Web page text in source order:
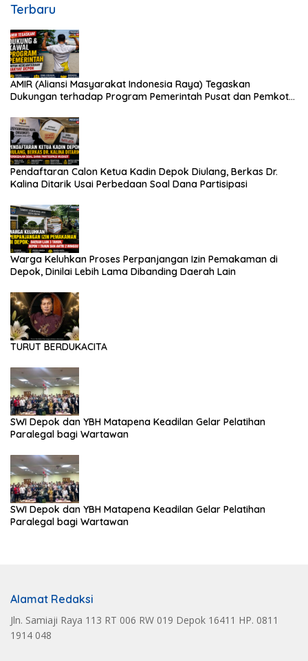
Terbaru
AMIR (Aliansi Masyarakat Indonesia Raya) Tegaskan
Dukungan terhadap Program Pemerintah Pusat dan Pemkot
Pendaftaran Calon Ketua Kadin Depok Diulang, Berkas Dr.
Kalina Ditarik Usai Perbedaan Soal Dana Partisipasi
Warga Keluhkan Proses Perpanjangan Izin Pemakaman di
Depok, Dinilai Lebih Lama Dibanding Daerah Lain
TURUT BERDUKACITA
SWI Depok dan YBH Matapena Keadilan Gelar Pelatihan
Paralegal bagi Wartawan
SWI Depok dan YBH Matapena Keadilan Gelar Pelatihan
Paralegal bagi Wartawan
Alamat Redaksi
Jln. Samiaji Raya 113 RT 006 RW 019 Depok 16411 HP. 0811
1914 048